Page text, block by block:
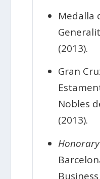
Medalla
(2013).
Gran
Nobles
(2013).